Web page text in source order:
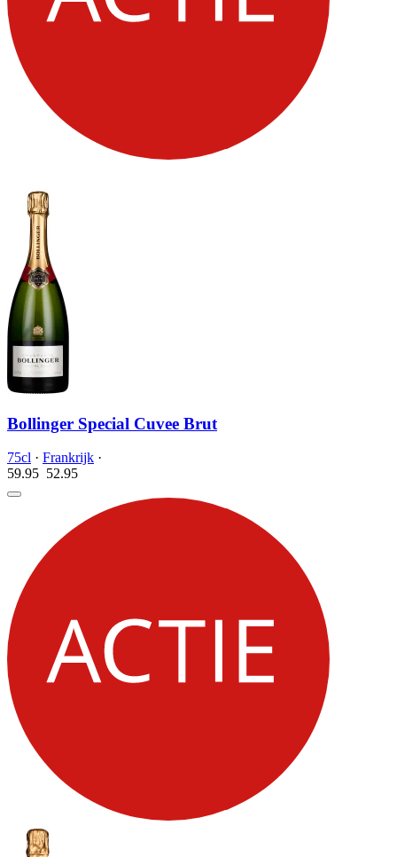
Bollinger Special Cuvee Brut
75cl · Frankrijk ·
59.95 52.95